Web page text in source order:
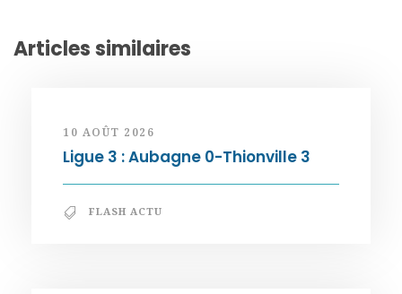
Articles similaires
10 AOÛT 2026
Ligue 3 : Aubagne 0-Thionville 3
FLASH ACTU